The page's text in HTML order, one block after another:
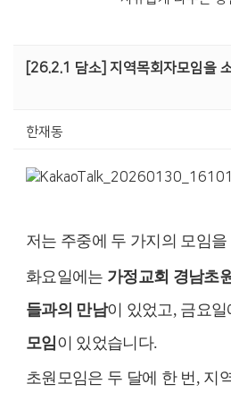
[26.2.1 담소] 지역목회자모임을
한재동
저는 주중에 두 가지의 모임
화요일에는 가정교회 경남초
들과의 만남이 있었고 , 금요일
모임 이 있었습니다.
초원모임은 두 달에 한 번, 지